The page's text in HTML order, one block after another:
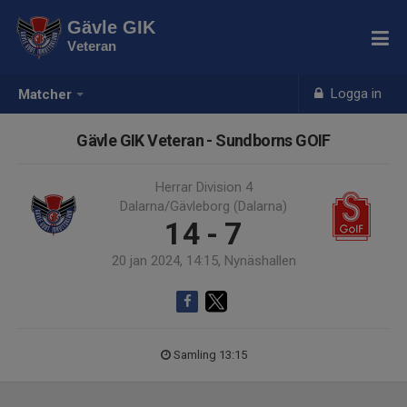
Matcher Logga in
Gävle GIK
Veteran
Gävle GIK Veteran - Sundborns GOIF
Herrar Division 4
Dalarna/Gävleborg (Dalarna)
14 - 7
20 jan 2024, 14:15, Nynäshallen
Samling 13:15